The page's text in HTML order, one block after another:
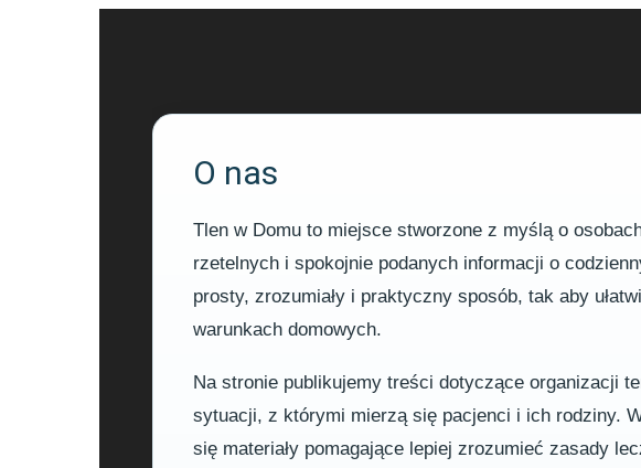
O nas
Tlen w Domu to miejsce stworzone z myślą o
rzetelnych i spokojnie podanych informacji o
prosty, zrozumiały i praktyczny sposób, tak aby
warunkach domowych.
Na stronie publikujemy treści dotyczące organizacji
sytuacji, z którymi mierzą się pacjenci i ich rodziny.
się materiały pomagające lepiej zrozumieć zasady